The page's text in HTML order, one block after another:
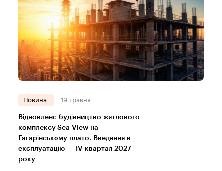
Новина 19 травня
Відновлено будівництво житлового
комплексу Sea View на
Гагарінському плато. Введення в
експлуатацію — IV квартал 2027
року